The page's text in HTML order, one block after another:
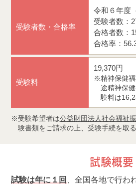
受験者数・合格率
令和６年度
受験者数：
合格者数：
合格率：
受験料
19,370円
精神保健
途精神保
験料は
受験希望者は公益財団法人社会福祉
験書類をご請求の上、受験手続を取
試験概要
試験は年に１回
、全国各地で行わ